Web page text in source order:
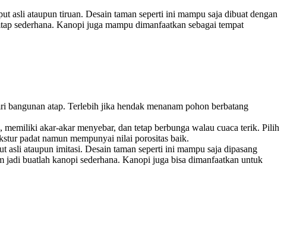
asli ataupun tiruan. Desain taman seperti ini mampu saja dibuat dengan
sederhana. Kanopi juga mampu dimanfaatkan sebagai tempat
bangunan atap. Terlebih jika hendak menanam pohon berbatang
akar-akar menyebar, dan tetap berbunga walau cuaca terik. Pilih
padat namun mempunyai nilai porositas baik.
ataupun imitasi. Desain taman seperti ini mampu saja dipasang
jadi buatlah kanopi sederhana. Kanopi juga bisa dimanfaatkan untuk